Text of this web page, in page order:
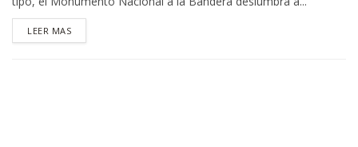
LEER MASDETAILS